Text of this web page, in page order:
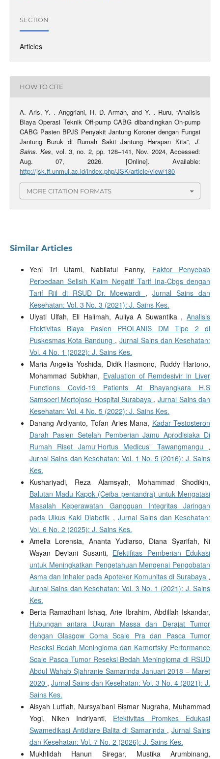
SECTION
Articles
HOW TO CITE
A. Aris, Y. . Anggriani, H. D. Arman, and Y. . Ruru, “Analisis
Biaya Operasi Teknik Off-pump CABG dibandingkan On-pump
CABG Pasien BPJS Penyakit Jantung Koroner dengan Fungsi
Jantung Buruk di Rumah Sakit Jantung Harapan Kita”,J.
Sains. Kes, vol. 3, no. 2, pp. 128–141, Nov. 2024, Accessed:
Aug. 07, 2026. [Online]. Available:
http://jsk.ff.unmul.ac.id/index.php/JSK/article/view/180
MORE CITATION FORMATS
Similar Articles
Yeni Tri Utami, Nabilatul Fanny, Faktor Penyebab
Perbedaan Selisih Klaim Negatif Tarif Ina-Cbgs dengan
Tarif Riil di RSUD Dr. Moewardi ,Jurnal Sains dan
Kesehatan: Vol. 3 No. 3 (2021): J. Sains Kes.
Ulyati Ulfah, Eli Halimah, Auliya A Suwantika ,Analisis
Efektivitas Biaya Pasien PROLANIS DM Tipe 2 di
Puskesmas Kota Bandung ,Jurnal Sains dan Kesehatan:
Vol. 4 No. 1 (2022): J. Sains Kes.
Maria Angelia Yoshida, Didik Hasmono, Ruddy Hartono,
Mohammad Subkhan, Evaluation of Remdesivir in Liver
Functions Covid-19 Patients At Bhayangkara H.S
Samsoeri Mertojoso Hospital Surabaya ,Jurnal Sains dan
Kesehatan: Vol. 4 No. 5 (2022): J. Sains Kes.
Danang Ardiyanto, Tofan Aries Mana, Kadar Testosteron
Darah Pasien Setelah Pemberian Jamu Aprodisiaka Di
Rumah Riset Jamu“Hortus Medicus” Tawangmangu ,
Jurnal Sains dan Kesehatan: Vol. 1 No. 5 (2016): J. Sains
Kes.
Kushariyadi, Reza Alamsyah, Mohammad Shodikin,
Balutan Madu Kapok (Ceiba pentandra) untuk Mengatasi
Masalah Keperawatan Gangguan Integritas Jaringan
pada Ulkus Kaki Diabetik , Jurnal Sains dan Kesehatan:
Vol. 6 No. 2 (2025): J. Sains Kes.
Amelia Lorensia, Ananta Yudiarso, Diana Syarifah, Ni
Wayan Deviani Susanti, Efektifitas Pemberian Edukasi
untuk Meningkatkan Pengetahuan Mengenai Pengobatan
Asma dan Inhaler pada Apoteker Komunitas di Surabaya ,
Jurnal Sains dan Kesehatan: Vol. 3 No. 1 (2021): J. Sains
Kes.
Berta Ramadhani Ishaq, Arie Ibrahim, Abdillah Iskandar,
Hubungan antara Ukuran Massa dan Derajat Tumor
dengan Glasgow Coma Scale Pra dan Pasca Tumor
Reseksi Bedah Meningioma dan Karnorfsky Performance
Scale Pasca Tumor Reseksi Bedah Meningioma di RSUD
Abdul Wahab Sjahranie Samarinda Januari 2018 – Maret
2020 , Jurnal Sains dan Kesehatan: Vol. 3 No. 4 (2021): J.
Sains Kes.
Aisyah Lutfiah, Nursya'bani Bismar Nugraha, Muhammad
Yogi, Niken Indriyanti, Efektivitas Promkes Edukasi
Swamedikasi Antidiare Balita di Samarinda , Jurnal Sains
dan Kesehatan: Vol. 7 No. 2 (2026): J. Sains Kes.
Mukhlidah Hanun Siregar, Mustika Arumbinang,